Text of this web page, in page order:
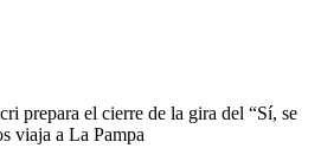
prepara el cierre de la gira del “Sí, se
viaja a La Pampa